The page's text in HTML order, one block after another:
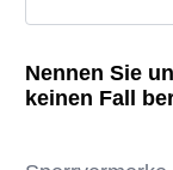
Nennen Sie
keinen Fall